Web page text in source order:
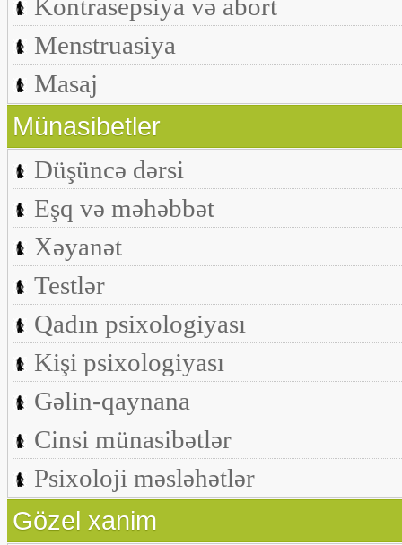
Kontrasepsiya və abort
Menstruasiya
Masaj
Münasibetler
Düşüncə dərsi
Eşq və məhəbbət
Xəyanət
Testlər
Qadın psixologiyası
Kişi psixologiyası
Gəlin-qaynana
Cinsi münasibətlər
Psixoloji məsləhətlər
Gözel xanim